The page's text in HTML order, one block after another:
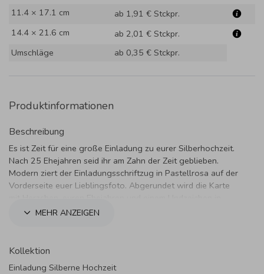
11.4 × 17.1 cm
ab 1,91 € Stckpr.
14.4 × 21.6 cm
ab 2,01 € Stckpr.
Umschläge
ab 0,35 € Stckpr.
Produktinformationen
Beschreibung
Es ist Zeit für eine große Einladung zu eurer Silberhochzeit.
Nach 25 Ehejahren seid ihr am Zahn der Zeit geblieben.
Modern ziert der Einladungsschriftzug in Pastellrosa auf der
Vorderseite euer Lieblingsfoto. Abgerundet wird die Karte
Pastellrosa.MEHR ANZEIGEN
Kollektion
Einladung Silberne Hochzeit